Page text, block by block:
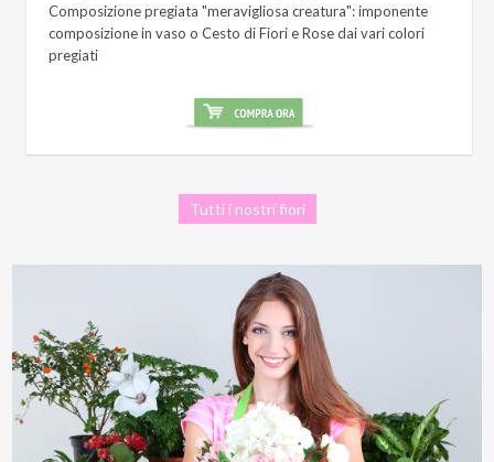
Composizione pregiata "meravigliosa creatura": imponente
composizione in vaso o Cesto di Fiori e Rose dai vari colori
pregiati
Tutti i nostri fiori